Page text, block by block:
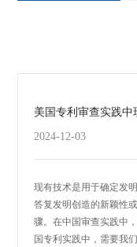
美国专利审查实践
2024-12-03
现有技术是用于确定发
答复发明创造的新颖性
骤。在中国审查实践中
国专利实践中，需要我